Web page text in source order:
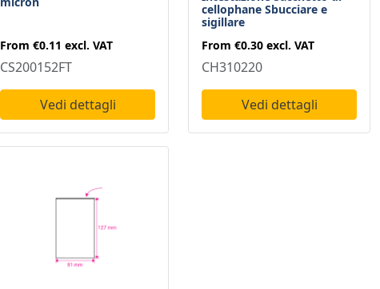
From €0.11 excl. VAT
CS200152FT
Vedi dettagli
cellophane Sbucciare e
sigillare
From €0.30 excl. VAT
CH310220
Vedi dettagli